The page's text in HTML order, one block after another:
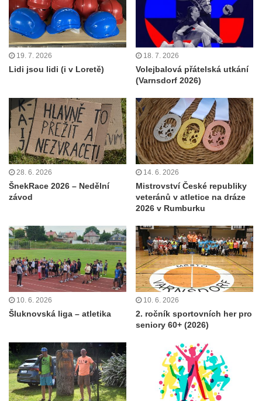
19. 7. 2026
Lidi jsou lidi (i v Loretě)
18. 7. 2026
Volejbalová přátelská utkání
(Varnsdorf 2026)
28. 6. 2026
ŠnekRace 2026 – Nedělní
závod
14. 6. 2026
Mistrovství České republiky
veteránů v atletice na dráze
2026 v Rumburku
10. 6. 2026
Šluknovská liga – atletika
10. 6. 2026
2. ročník sportovních her pro
seniory 60+ (2026)